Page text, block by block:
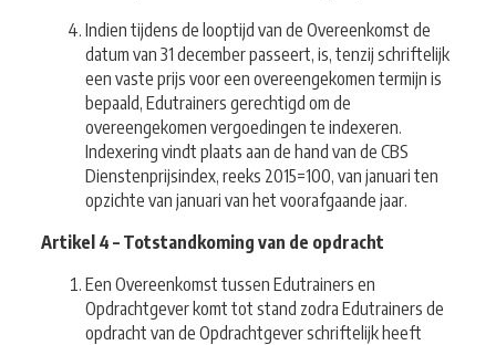
Indien tijdens de looptijd van de Overeenkomst de
datum van 31 december passeert, is, tenzij schriftelijk
een vaste prijs voor een overeengekomen termijn is
bepaald, Edutrainers gerechtigd om de
overeengekomen vergoedingen te indexeren.
Indexering vindt plaats aan de hand van de CBS
Dienstenprijsindex, reeks 2015=100, van januari ten
opzichte van januari van het voorafgaande jaar.
Artikel 4 – Totstandkoming van de opdracht
Een Overeenkomst tussen Edutrainers en
Opdrachtgever komt tot stand zodra Edutrainers de
opdracht van de Opdrachtgever schriftelijk heeft